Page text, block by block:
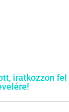
iratkozzon fel